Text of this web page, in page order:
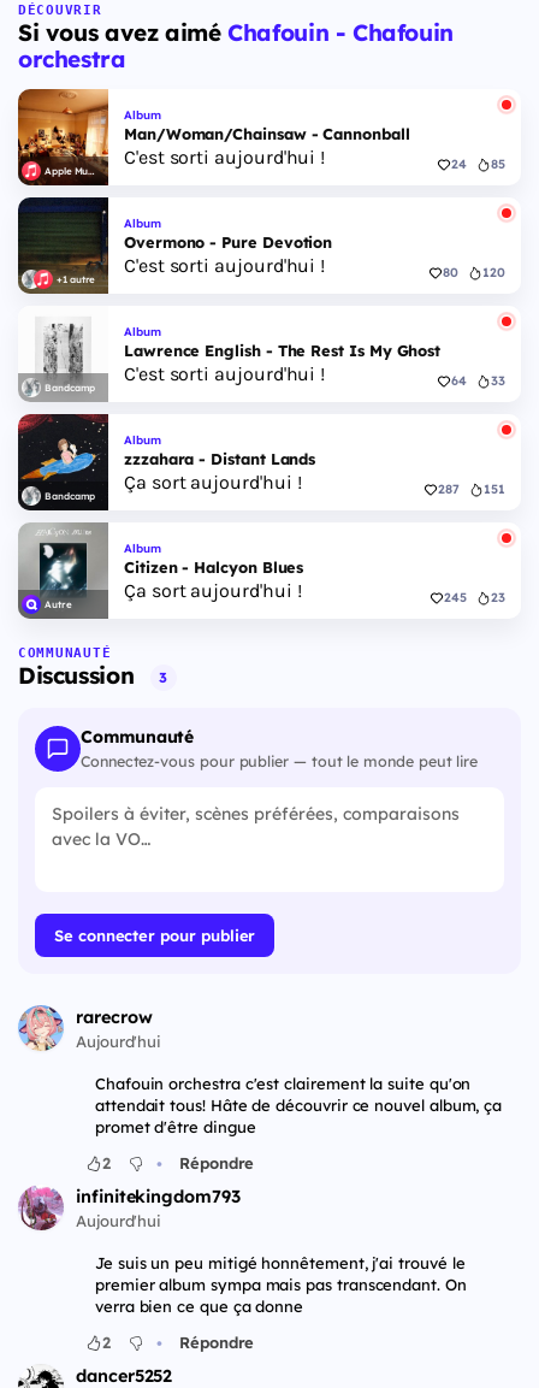
DÉCOUVRIR
Si vous avez aiméChafouin - Chafouin
orchestra
Apple Music
Album
Man/Woman/Chainsaw - Cannonball
C'est sorti aujourd'hui ! 24 85
+1 autre
Album
Overmono - Pure Devotion
C'est sorti aujourd'hui ! 80 120
Bandcamp
Album
Lawrence English - The Rest Is My Ghost
C'est sorti aujourd'hui ! 64 33
Bandcamp
Album
zzzahara - Distant Lands
Ça sort aujourd'hui ! 287 151
Autre
Album
Citizen - Halcyon Blues
Ça sort aujourd'hui ! 245 23
COMMUNAUTÉ
Discussion 3
Communauté
Connectez-vous pour publier — tout le monde peut lire
Se connecter pour publier
rarecrow
Aujourd'hui
Chafouin orchestra c'est clairement la suite qu'on
attendait tous! Hâte de découvrir ce nouvel album, ça
promet d'être dingue
2
• Répondre
infinitekingdom793
Aujourd'hui
Je suis un peu mitigé honnêtement, j'ai trouvé le
premier album sympa mais pas transcendant. On
verra bien ce que ça donne
2
• Répondre
dancer5252